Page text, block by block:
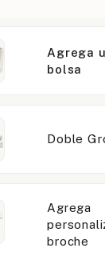
Agrega
bolsa
Doble
Agrega
broche